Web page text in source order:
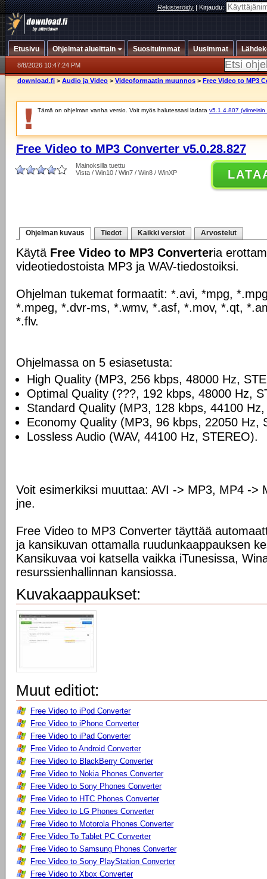
Rekisteröidy|Kirjaudu:
Etusivu Ohjelmat alueittain Suosituimmat Uusimmat
8/8/2026 10:47:24 PM
download.fi > Audio ja Video > Videoformaatin muunnos > Free Video to MP3
Tämä on ohjelman vanha versio. Voit myös halutessasi ladata v5.1.4.807 (viimeisin
Free Video to MP3 Converter v5.0.28.827
Mainoksilla tuettu
Vista / Win10 / Win7 / Win8 / WinXP
Ohjelman kuvaus Tiedot Kaikki versiot Arvostelut
Käytä Free Video to MP3 Converteria
videotiedostoista MP3 ja WAV-tiedostoiksi.
Ohjelman tukemat formaatit: *.avi, *mpg,
*.mpeg, *.dvr-ms, *.wmv, *.asf, *.mov, *.qt,
*.flv.
Ohjelmassa on 5 esiasetusta:
High Quality (MP3, 256 kbps, 48000 Hz,
Optimal Quality (???, 192 kbps, 48000 Hz,
Standard Quality (MP3, 128 kbps, 44100
Economy Quality (MP3, 96 kbps, 22050 Hz,
Lossless Audio (WAV, 44100 Hz, STEREO).
Voit esimerkiksi muuttaa: AVI -> MP3, MP4 ->
jne.
Free Video to MP3 Converter täyttää
ja kansikuvan ottamalla ruudunkaappauksen
Kansikuvaa voi katsella vaikka iTunesissa,
resurssienhallinnan kansiossa.
Kuvakaappaukset:
Muut editiot:
Free Video to iPod Converter
Free Video to iPhone Converter
Free Video to iPad Converter
Free Video to Android Converter
Free Video to BlackBerry Converter
Free Video to Nokia Phones Converter
Free Video to Sony Phones Converter
Free Video to HTC Phones Converter
Free Video to LG Phones Converter
Free Video to Motorola Phones Converter
Free Video To Tablet PC Converter
Free Video to Samsung Phones Converter
Free Video to Sony PlayStation Converter
Free Video to Xbox Converter